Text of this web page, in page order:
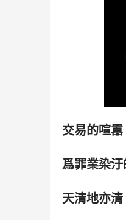
交易的喧
爲罪業染
天清地亦